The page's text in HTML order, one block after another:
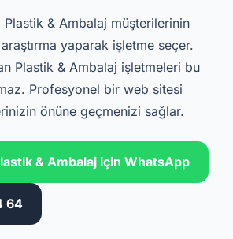
& Ambalaj müşterilerinin
yaparak işletme seçer.
Plastik & Ambalaj işletmeleri bu
Profesyonel bir web sitesi
önüne geçmenizi sağlar.
& Ambalaj için WhatsApp
64